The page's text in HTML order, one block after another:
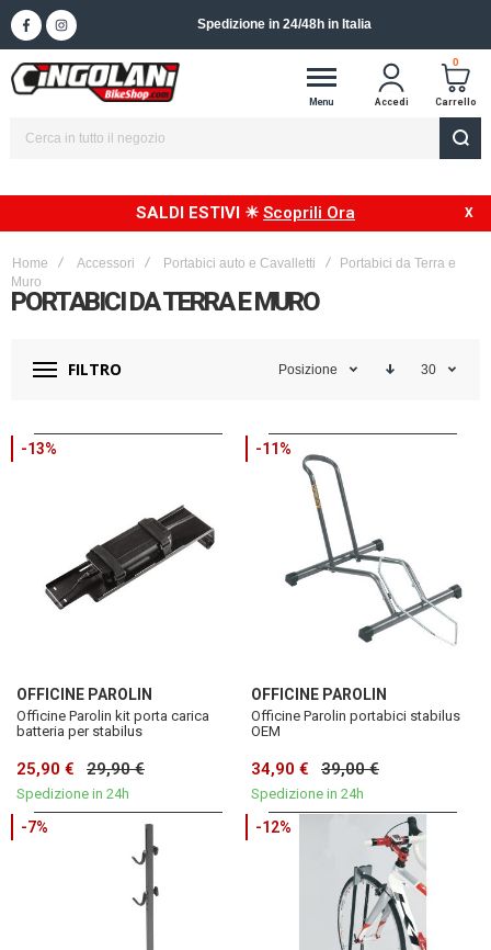
Spedizione in 24/48h in Italia
Menu Accedi
0
Carrello
SALDI ESTIVI ☀ Scoprili Ora
Home Accessori Portabici auto e Cavalletti
Portabici da Terra e
Muro
PORTABICI DA TERRA E MURO
FILTRO Posizione 30
-13%
OFFICINE PAROLIN
Officine Parolin kit porta carica
batteria per stabilus
25,90 € 29,90 €
Spedizione in 24h
-11%
OFFICINE PAROLIN
Officine Parolin portabici stabilus
OEM
34,90 € 39,00 €
Spedizione in 24h
-7% -12%